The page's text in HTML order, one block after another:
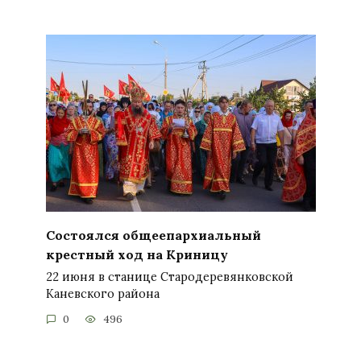
Состоялся общеепархиальный
крестный ход на Криницу
22 июня в станице Стародеревянковской
Каневского района
0 496